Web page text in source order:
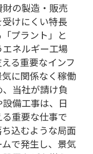
の製造・販売
けにくい特長
プラント」と
ネルギー工場
る重要なインフ
に関係なく稼働
当社が請け負
備工事は、日
重要な仕事で
込むような局面
で発生し、景気